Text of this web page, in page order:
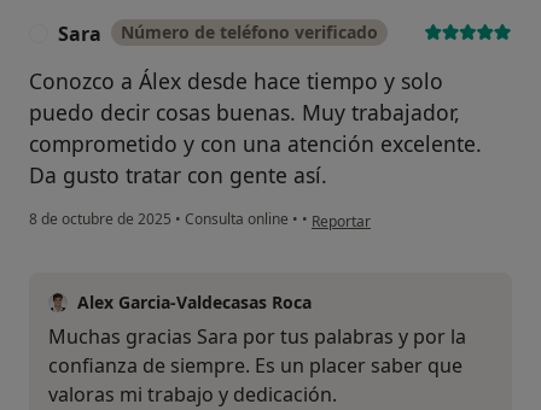
Sara Número de teléfono verificado
Conozco a Álex desde hace tiempo y solo
puedo decir cosas buenas. Muy trabajador,
comprometido y con una atención excelente.
Da gusto tratar con gente así.
8 de octubre de 2025 • Consulta online • • en opinión del usuario Sara
Reportar
Alex Garcia-Valdecasas Roca
Muchas gracias Sara por tus palabras y por la
confianza de siempre. Es un placer saber que
valoras mi trabajo y dedicación.